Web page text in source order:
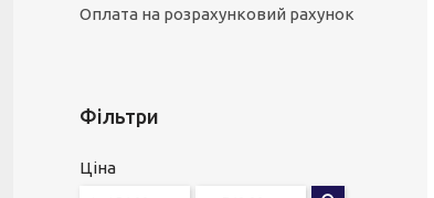
Оплата на розрахунковий рахунок
Фільтри
Ціна